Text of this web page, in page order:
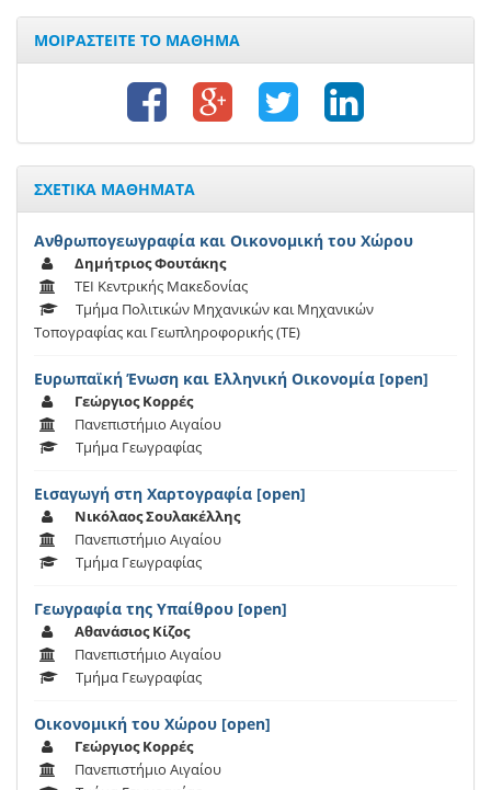
ΜΟΙΡΑΣΤΕΙΤΕ ΤΟ ΜΑΘΗΜΑ
ΣΧΕΤΙΚΑ ΜΑΘΗΜΑΤΑ
Ανθρωπογεωγραφία και Οικονομική του Χώρου
Δημήτριος Φουτάκης
ΤΕΙ Κεντρικής Μακεδονίας
Τμήμα Πολιτικών Μηχανικών και Μηχανικών
Τοπογραφίας και Γεωπληροφορικής (ΤΕ)
Ευρωπαϊκή Ένωση και Ελληνική Οικονομία [open]
Γεώργιος Κορρές
Πανεπιστήμιο Αιγαίου
Τμήμα Γεωγραφίας
Εισαγωγή στη Χαρτογραφία [open]
Νικόλαος Σουλακέλλης
Πανεπιστήμιο Αιγαίου
Τμήμα Γεωγραφίας
Γεωγραφία της Υπαίθρου [open]
Αθανάσιος Κίζος
Πανεπιστήμιο Αιγαίου
Τμήμα Γεωγραφίας
Οικονομική του Χώρου [open]
Γεώργιος Κορρές
Πανεπιστήμιο Αιγαίου